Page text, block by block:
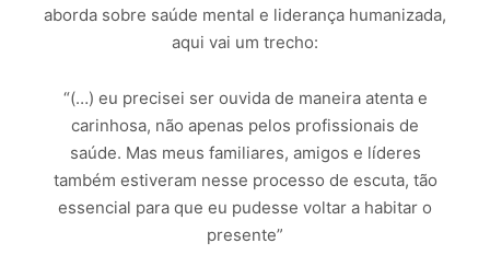
aborda sobre saúde mental e liderança humanizada,
aqui vai um trecho:
“(…) eu precisei ser ouvida de maneira atenta e
carinhosa, não apenas pelos profissionais de
saúde. Mas meus familiares, amigos e líderes
também estiveram nesse processo de escuta, tão
essencial para que eu pudesse voltar a habitar o
presente”